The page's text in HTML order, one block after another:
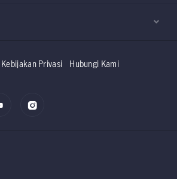
Kebijakan Privasi Hubungi Kami